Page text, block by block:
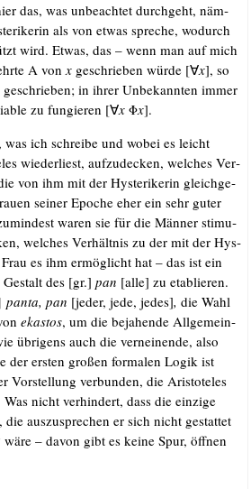
das, was unbe­ach­tet durch­geht, näm­
als von etwas spre­che, wodurch
wird. Etwas, das – wenn man auf mich
A vonx geschrie­ben wür­de [∀x], so
in ihrer Unbe­kann­ten immer
zu fun­gie­ren [∀x Φx].
was ich schrei­be und wobei es leicht
wie­der­liest, auf­zu­de­cken, wel­ches Ver­
von ihm mit der Hys­te­ri­ke­rin gleich­ge­
sei­ner Epo­che eher ein sehr guter
waren sie für die Män­ner sti­mu­
wel­ches Ver­hält­nis zu der mit der Hys­
es ihm ermög­licht hat – das ist ein
des [gr.] pan [alle] zu eta­blie­ren.
pan­ta, pan [jeder, jede, jedes], die Wahl
ekas­tos, um die beja­hen­de All­ge­mein­
übri­gens auch die ver­nei­nen­de, also
der ers­ten gro­ßen for­ma­len Logik ist
Vor­stel­lung ver­bun­den, die Aris­to­te­les
nicht ver­hin­dert, dass die ein­zi­ge
aus­zu­spre­chen er sich nicht gestat­tet
wäre – davon gibt es kei­ne Spur, öff­nen